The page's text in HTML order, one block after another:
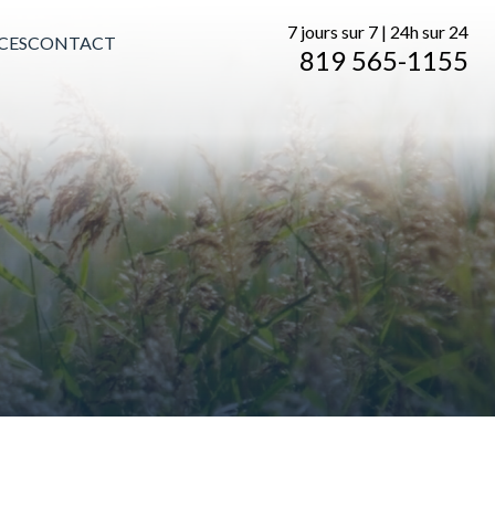
CONTACT
7 jours sur 7 | 24h sur 24
819 565-1155